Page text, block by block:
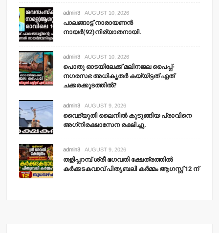
admin3 AUGUST 10, 2026
പാലങ്ങാട്ട് നാരായണന്‍
നായര്‍(92)നിര്യാതനായി.
admin3 AUGUST 10, 2026
പൊതു ഓടയിലേക്ക് മലിനജല പൈപ്പ്-
നഗരസഭ അധികൃതര്‍ കയ്യിട്ടത് ഏത്
ചക്കരക്കുടത്തില്‍?
admin3 AUGUST 9, 2026
വൈദ്യുതി ലൈനില്‍ കുടുങ്ങിയ പ്രാവിനെ
അഗ്‌നിരക്ഷാസേന രക്ഷിച്ചു.
admin3 AUGUST 9, 2026
തളിപ്പറമ്പ് ശ്രീ ഭഗവതി ക്ഷേത്രത്തില്‍
കര്‍ക്കടകവാവ് പിതൃബലി കര്‍മ്മം ആഗസ്റ്റ് 12 ന്